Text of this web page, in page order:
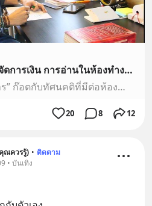
เทคนิคการวางแผน การจัดการเงิน การอ่านในห้องทำงาน เกลาบุกบ้านก๊อต Part ห้องทำงาน
″แม้เงินมีน้อยก็ต้องบริหาร” ก๊อตกับทัศนคติที่มีต่อห้องทำงาน ที่ไม่ได้มีไว้แค่ ‘ทำงาน’ . สารคดีเกลาบุกบ้านก๊อต จิรายุ ให้คุณเห็นคุณค่าของ ‘บ้าน’ มากกว่าที่เคย...
20 8 12
ณควรรู้) • ติดตาม
• บันเทิง